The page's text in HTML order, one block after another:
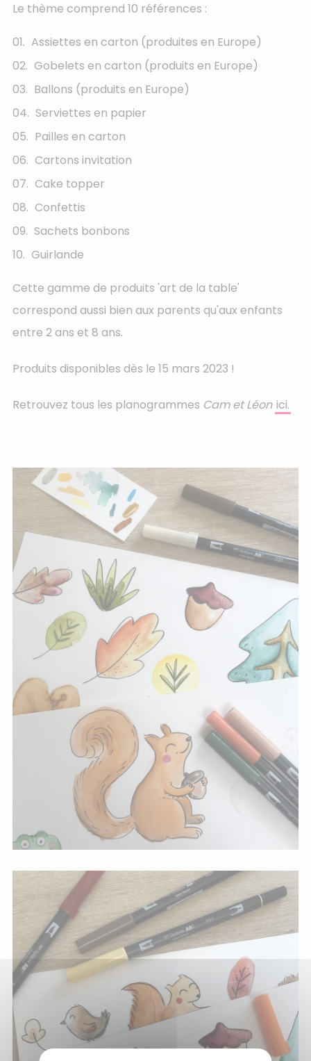
Le thème comprend 10 références :
Assiettes en carton (produites en Europe)
Gobelets en carton (produits en Europe)
Ballons (produits en Europe)
Serviettes en papier
Pailles en carton
Cartons invitation
Cake topper
Confettis
Sachets bonbons
Guirlande
Cette gamme de produits 'art de la table'
correspond aussi bien aux parents qu'aux enfants
entre 2 ans et 8 ans.
Produits disponibles dès le 15 mars 2023 !
Retrouvez tous les planogrammes Cam et Léon ici.